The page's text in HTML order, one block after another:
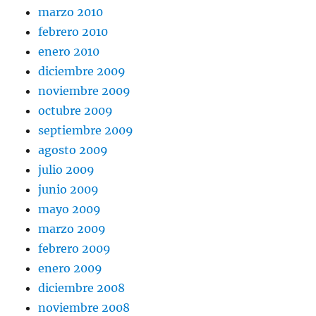
marzo 2010
febrero 2010
enero 2010
diciembre 2009
noviembre 2009
octubre 2009
septiembre 2009
agosto 2009
julio 2009
junio 2009
mayo 2009
marzo 2009
febrero 2009
enero 2009
diciembre 2008
noviembre 2008